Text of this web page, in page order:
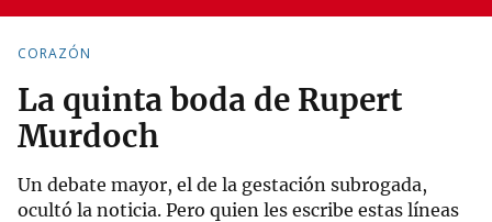
CORAZÓN
La quinta boda de Rupert
Murdoch
Un debate mayor, el de la gestación subrogada,
ocultó la noticia. Pero quien les escribe estas líneas